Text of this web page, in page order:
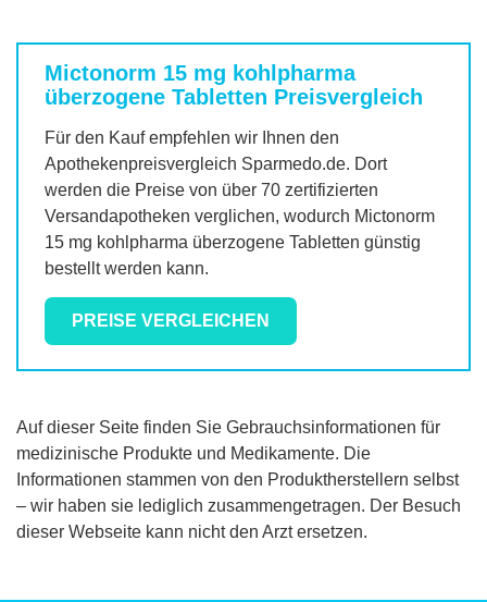
Mictonorm 15 mg kohlpharma
überzogene Tabletten Preisvergleich
Für den Kauf empfehlen wir Ihnen den
Apothekenpreisvergleich Sparmedo.de. Dort
werden die Preise von über 70 zertifizierten
Versandapotheken verglichen, wodurch Mictonorm
15 mg kohlpharma überzogene Tabletten günstig
bestellt werden kann.
PREISE VERGLEICHEN
Auf dieser Seite finden Sie Gebrauchsinformationen für
medizinische Produkte und Medikamente. Die
Informationen stammen von den Produktherstellern selbst
– wir haben sie lediglich zusammengetragen. Der Besuch
dieser Webseite kann nicht den Arzt ersetzen.